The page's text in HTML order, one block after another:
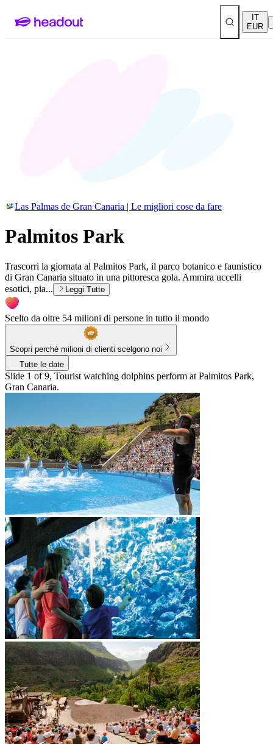
IT
EUR
Las Palmas de Gran Canaria | Le migliori cose da fare
Palmitos Park
Trascorri la giornata al Palmitos Park, il parco botanico e faunistico
di Gran Canaria situato in una pittoresca gola. Ammira uccelli
esotici, pia...
Leggi Tutto
Scelto da oltre 54 milioni di persone in tutto il mondo
Scopri perché milioni di clienti scelgono noi
Tutte le date
Slide 1 of 9, Tourist watching dolphins perform at Palmitos Park,
Gran Canaria.